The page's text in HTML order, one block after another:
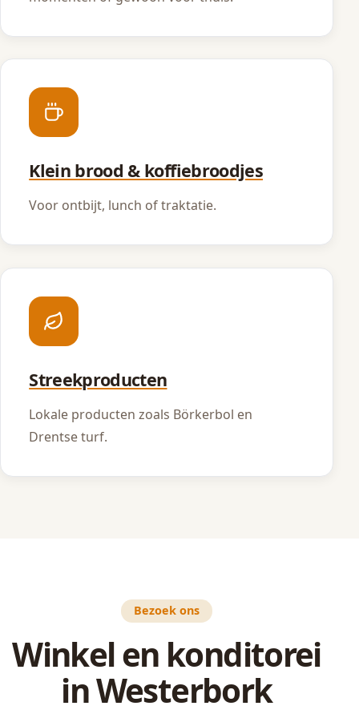
Klein brood & koffiebroodjes
Voor ontbijt, lunch of traktatie.
Streekproducten
Lokale producten zoals Börkerbol en
Drentse turf.
Bezoek ons
Winkel en konditorei
in Westerbork